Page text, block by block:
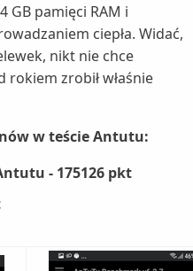
GB pamięci RAM i
ciepła. Widać,
nikt nie chce
rokiem zrobił właśnie
w teście Antutu:
- 175126 pkt